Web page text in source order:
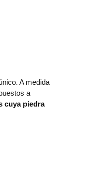
A medida
a
cuya piedra